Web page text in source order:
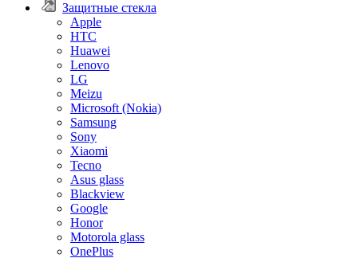
Защитные стекла
Apple
HTC
Huawei
Lenovo
LG
Meizu
Microsoft (Nokia)
Samsung
Sony
Xiaomi
Tecno
Asus glass
Blackview
Google
Honor
Motorola glass
OnePlus